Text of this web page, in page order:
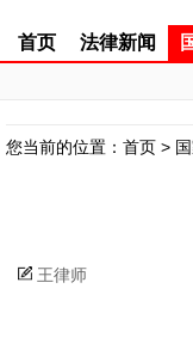
首页 法律新闻
您当前的位置： 首页 >
王律师